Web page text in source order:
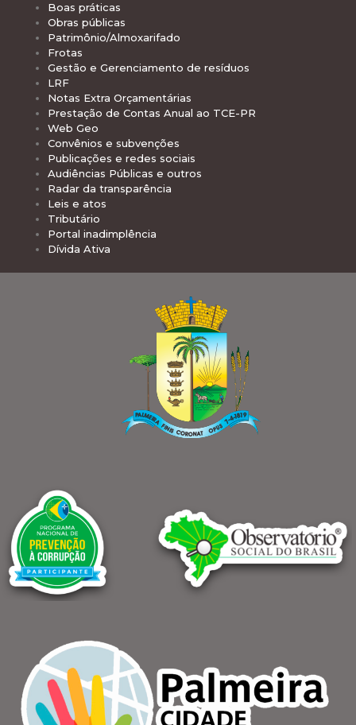
Boas práticas
Obras públicas
Patrimônio/Almoxarifado
Frotas
Gestão e Gerenciamento de resíduos
LRF
Notas Extra Orçamentárias
Prestação de Contas Anual ao TCE-PR
Web Geo
Convênios e subvenções
Publicações e redes sociais
Audiências Públicas e outros
Radar da transparência
Leis e atos
Tributário
Portal inadimplência
Dívida Ativa